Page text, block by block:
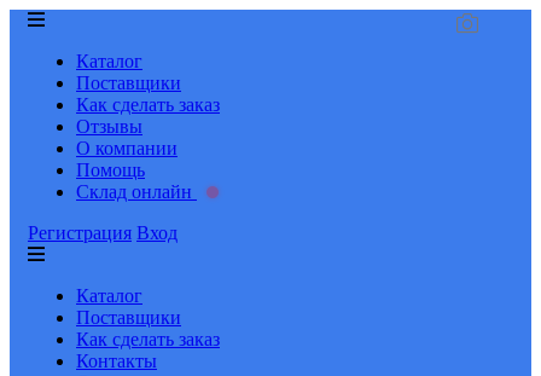
Каталог
Поставщики
Как сделать заказ
Отзывы
О компании
Помощь
Склад онлайн
Регистрация Вход
Каталог
Поставщики
Как сделать заказ
Контакты